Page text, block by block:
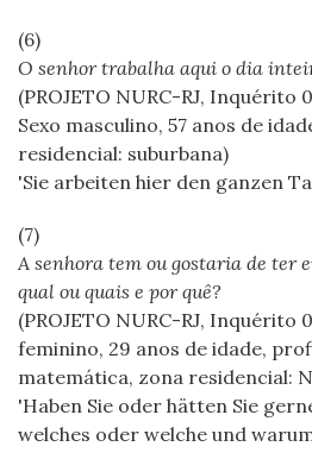
O senhor trabalha aqui o dia
(PROJETO NURC-RJ, Inquérito
Sexo masculino, 57 anos de
residencial: suburbana)
Sie arbeiten hier den ganzen
A senhora tem ou gostaria de ter
qual ou quais e por quê?
(PROJETO NURC-RJ, Inquérito
feminino, 29 anos de idade,
matemática, zona residencial:
Haben Sie oder hätten Sie
welches oder welche und